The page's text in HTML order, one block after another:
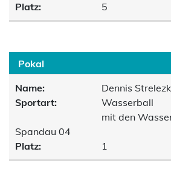
Platz:
5
Pokal
Name:
Dennis
Sportart:
Wasserball
mit den
Spandau 04
Platz:
1